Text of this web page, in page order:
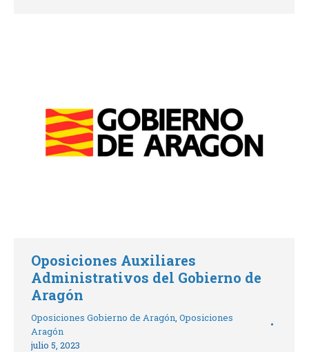
Oposiciones Auxiliares
Administrativos del Gobierno de
Aragón
Oposiciones Gobierno de Aragón Oposiciones
Aragón
julio 5, 2023